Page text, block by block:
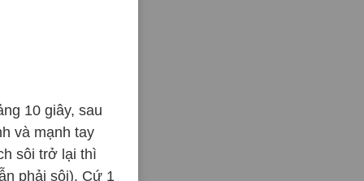
10 giây, sau
và mạnh tay
sôi trở lại thì
phải sôi). Cứ 1